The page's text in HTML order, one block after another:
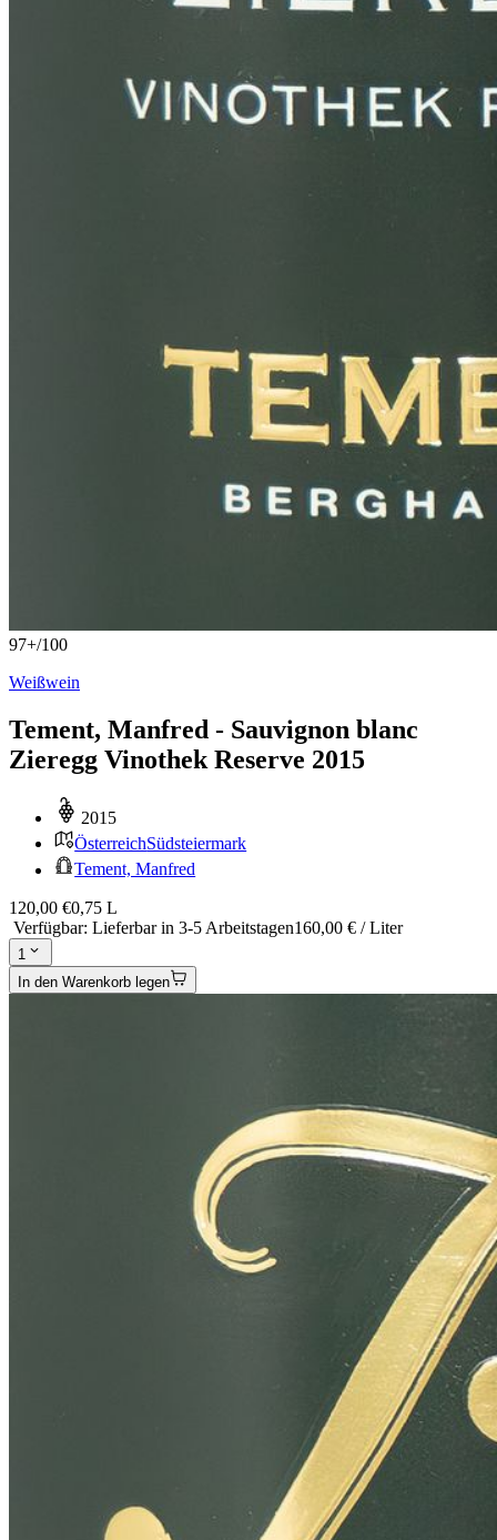
97+/100
Weißwein
Tement, Manfred - Sauvignon blanc
Zieregg Vinothek Reserve 2015
2015
ÖsterreichSüdsteiermark
Tement, Manfred
120,00 €0,75 L
Verfügbar: Lieferbar in 3-5 Arbeitstagen160,00 € / Liter
1
In den Warenkorb legen